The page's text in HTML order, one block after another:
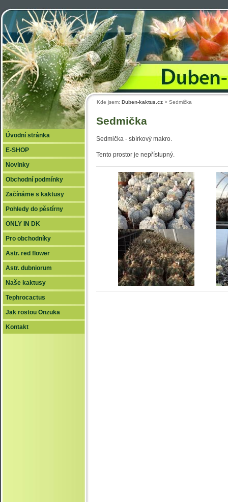
Sedmička
Sedmička - sbírkový makro.
Tento prostor je nepřístupný.
Kde jsem: Duben-kaktus.cz > Sedmička
Úvodní stránka
E-SHOP
Novinky
Obchodní podmínky
Začínáme s kaktusy
Pohledy do pěstírny
ONLY IN DK
Pro obchodníky
Astr. red flower
Astr. dubniorum
Naše kaktusy
Tephrocactus
Jak rostou Onzuka
Kontakt